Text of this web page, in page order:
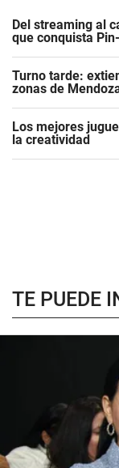
Del streaming al
que conquista
Turno tarde:
zonas de
Los mejores
la creatividad
TE PUEDE